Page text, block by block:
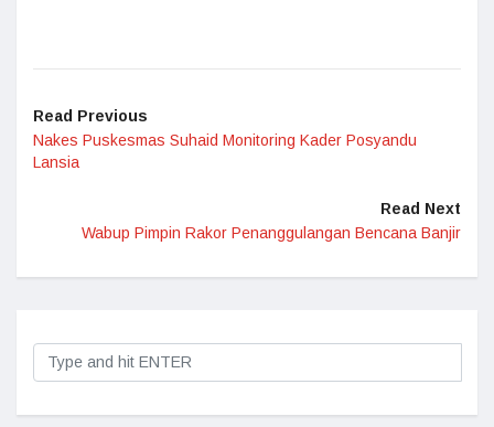
Read Previous
Nakes Puskesmas Suhaid Monitoring Kader Posyandu
Lansia
Read Next
Wabup Pimpin Rakor Penanggulangan Bencana Banjir